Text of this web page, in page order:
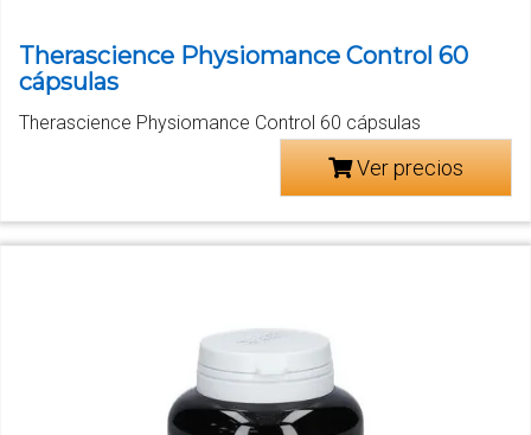
Therascience Physiomance Control 60
cápsulas
Therascience Physiomance Control 60 cápsulas
Ver precios